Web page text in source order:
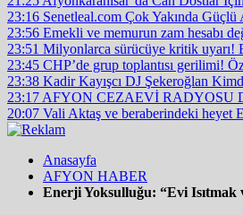
23:16 Senetleal.com Çok Yakında Güçlü
23:56 Emekli ve memurun zam hesabı
23:51 Milyonlarca sürücüye kritik uyarı!
23:45 CHP’de grup toplantısı gerilimi!
23:38 Kadir Kayışcı DJ Şekeroğlan
23:17 AFYON CEZAEVİ RADYOSU
20:07 Vali Aktaş ve beraberindeki heyet
Anasayfa
AFYON HABER
Enerji Yoksulluğu: “Evi Isıtmak